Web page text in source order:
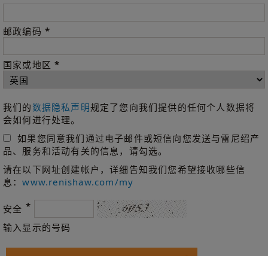
邮政编码 *
国家或地区*
我们的数据隐私声明规定了您向我们提供的任何个人数据将
会如何进行处理。
如果您同意我们通过电子邮件或短信向您发送与雷尼绍产
品、服务和活动有关的信息，请勾选。
请在以下网址创建帐户，详细告知我们您希望接收哪些信
息：www.renishaw.com/my
安全 *
输入显示的号码